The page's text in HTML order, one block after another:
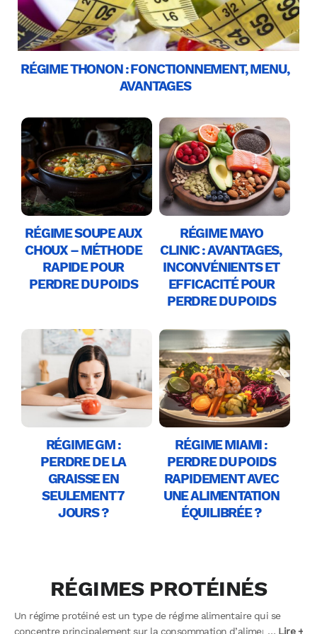
RÉGIME THONON : FONCTIONNEMENT, MENU,
AVANTAGES
RÉGIME SOUPE AUX
CHOUX – MÉTHODE
RAPIDE POUR
PERDRE DU POIDS
RÉGIME MAYO
CLINIC : AVANTAGES,
INCONVÉNIENTS ET
EFFICACITÉ POUR
PERDRE DU POIDS
RÉGIME GM :
PERDRE DE LA
GRAISSE EN
SEULEMENT 7
JOURS ?
RÉGIME MIAMI :
PERDRE DU POIDS
RAPIDEMENT AVEC
UNE ALIMENTATION
ÉQUILIBRÉE ?
RÉGIMES PROTÉINÉS
Un régime protéiné est un type de régime alimentaire qui se
concentre principalement sur la consommation d’aliments
… Lire +